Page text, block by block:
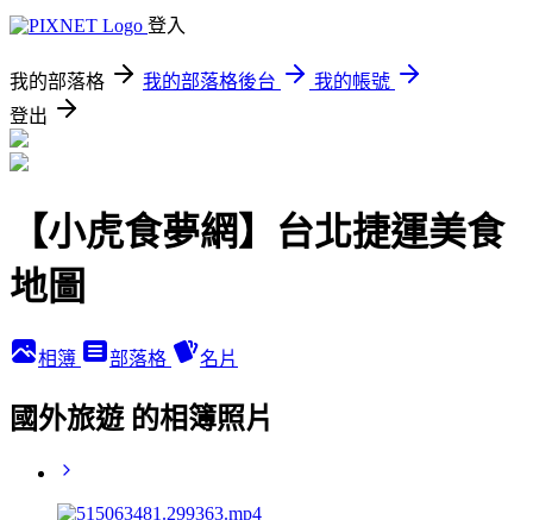
登入
我的部落格 我的部落格後台
我的帳號
登出
【小虎食夢網】台北捷運美食
地圖
相簿 部落格 名片
國外旅遊 的相簿照片